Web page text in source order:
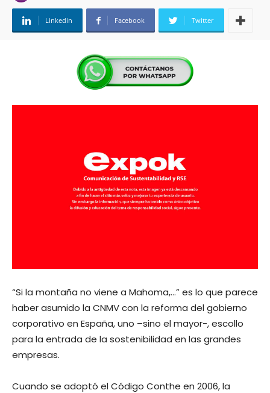
Linkedin Facebook Twitter
“Si la montaña no viene a Mahoma,…” es lo que parece
haber asumido la CNMV con la reforma del gobierno
corporativo en España, uno –sino el mayor-, escollo
para la entrada de la sostenibilidad en las grandes
empresas.
Cuando se adoptó el Código Conthe en 2006, la